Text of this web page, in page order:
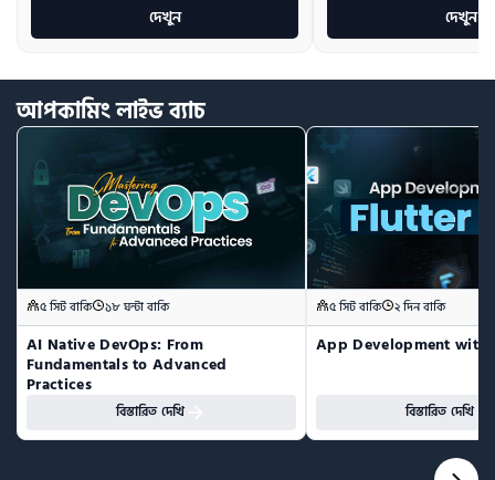
দেখুন দেখুন
আপকামিংলাইভব্যাচ
৫ সিট বাকি ১৮ ঘন্টা বাকি
AI Native DevOps: From
Fundamentals to Advanced
Practices
বিস্তারিত দেখি
৫ সিট বাকি ২ দিন বাকি
App Development with
বিস্তারিত দেখি